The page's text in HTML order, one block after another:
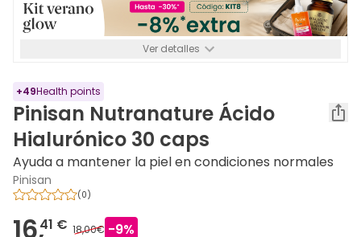
Ver detalles
+49Health points
Pinisan Nutranature Ácido
Hialurónico 30 caps
Ayuda a mantener la piel en condiciones normales
Pinisan
(0)
16,41 € 18,00€ -9%